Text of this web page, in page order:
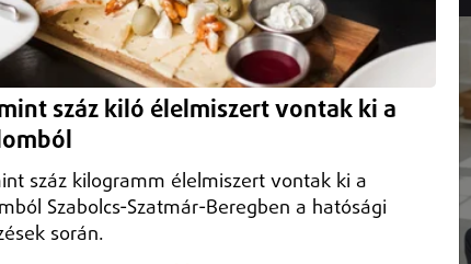
száz kiló élelmiszert vontak ki a
száz kilogramm élelmiszert vontak ki a
Szabolcs-Szatmár-Beregben a hatósági
során.